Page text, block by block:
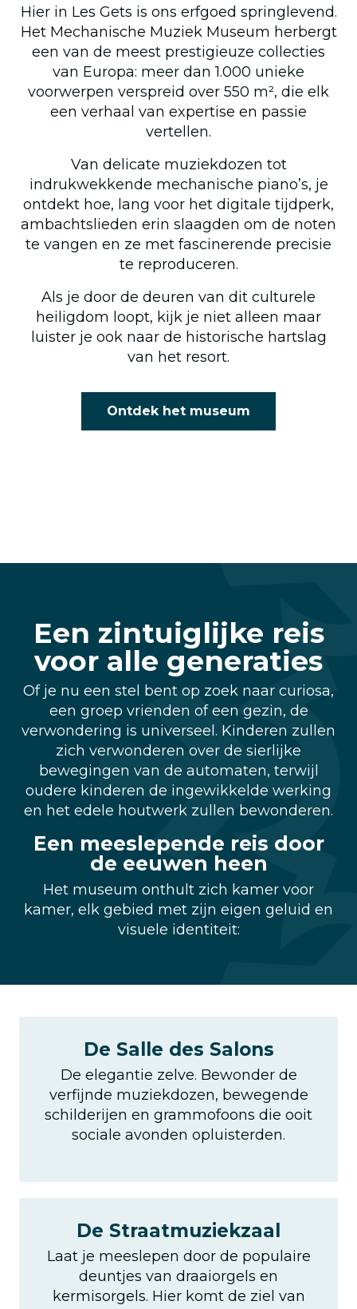
Hier in Les Gets is ons erfgoed springlevend.
Het Mechanische Muziek Museum herbergt
een van de meest prestigieuze collecties
van Europa: meer dan 1.000 unieke
voorwerpen verspreid over 550 m², die elk
een verhaal van expertise en passie
vertellen.
Van delicate muziekdozen tot
indrukwekkende mechanische piano’s, je
ontdekt hoe, lang voor het digitale tijdperk,
ambachtslieden erin slaagden om de noten
te vangen en ze met fascinerende precisie
te reproduceren.
Als je door de deuren van dit culturele
heiligdom loopt, kijk je niet alleen maar
luister je ook naar de historische hartslag
van het resort.
Ontdek het museum
Een zintuiglijke reis
voor alle generaties
Of je nu een stel bent op zoek naar curiosa,
een groep vrienden of een gezin, de
verwondering is universeel. Kinderen zullen
zich verwonderen over de sierlijke
bewegingen van de automaten, terwijl
oudere kinderen de ingewikkelde werking
en het edele houtwerk zullen bewonderen.
Een meeslepende reis door
de eeuwen heen
Het museum onthult zich kamer voor
kamer, elk gebied met zijn eigen geluid en
visuele identiteit:
De Salle des Salons
De elegantie zelve. Bewonder de
verfijnde muziekdozen, bewegende
schilderijen en grammofoons die ooit
sociale avonden opluisterden.
De Straatmuziekzaal
Laat je meeslepen door de populaire
deuntjes van draaiorgels en
kermisorgels. Hier komt de ziel van